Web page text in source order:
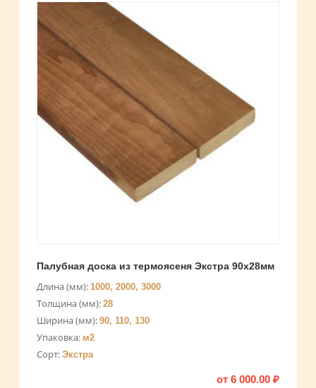
Палубная доска из термоясеня Экстра 90х28мм
Длина (мм): 1000, 2000, 3000
Толщина (мм): 28
Ширина (мм): 90, 110, 130
Упаковка: м2
Сорт: Экстра
от 6 000.00 ₽